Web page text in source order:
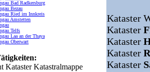
Bad Radkersburg
Bezau
Ried im Innkreis
Amstetten
Telfs
Laa an der Thaya
Oberwart
Kataster Katastralmappe
Kataster
Kataster
Kataster
Kataster
Kataster